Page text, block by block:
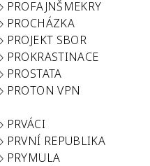
PROFAJNŠMEKRY
PROCHÁZKA
PROJEKT SBOR
PROKRASTINACE
PROSTATA
PROTON VPN
PRVÁCI
PRVNÍ REPUBLIKA
PRYMULA